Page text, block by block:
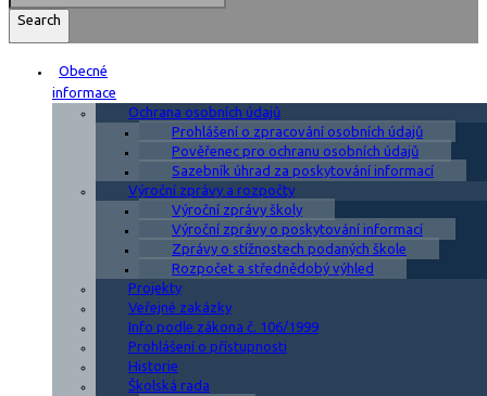
Search
Obecné
informace
Ochrana osobních údajů
Prohlášení o zpracování osobních údajů
Pověřenec pro ochranu osobních údajů
Sazebník úhrad za poskytování informací
Výroční zprávy a rozpočty
Výroční zprávy školy
Výroční zprávy o poskytování informací
Zprávy o stížnostech podaných škole
Rozpočet a střednědobý výhled
Projekty
Veřejné zakázky
Info podle zákona č. 106/1999
Prohlášení o přístupnosti
Historie
Školská rada